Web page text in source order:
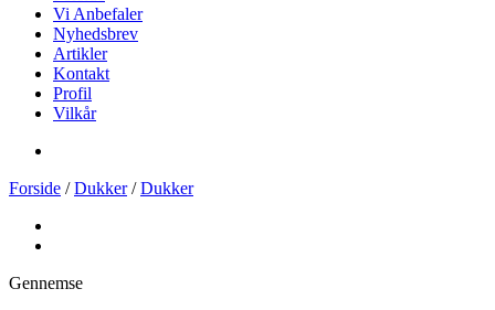
Vi Anbefaler
Nyhedsbrev
Artikler
Kontakt
Profil
Vilkår
Forside / Dukker / Dukker
Gennemse